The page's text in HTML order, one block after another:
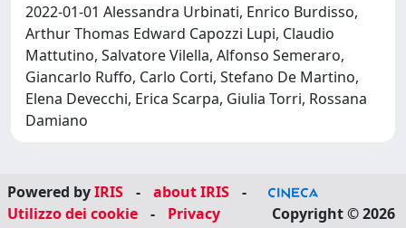
2022-01-01 Alessandra Urbinati, Enrico Burdisso,
Arthur Thomas Edward Capozzi Lupi, Claudio
Mattutino, Salvatore Vilella, Alfonso Semeraro,
Giancarlo Ruffo, Carlo Corti, Stefano De Martino,
Elena Devecchi, Erica Scarpa, Giulia Torri, Rossana
Damiano
Powered byIRIS - about IRIS
-
Utilizzo dei cookie
- Privacy Copyright © 2026